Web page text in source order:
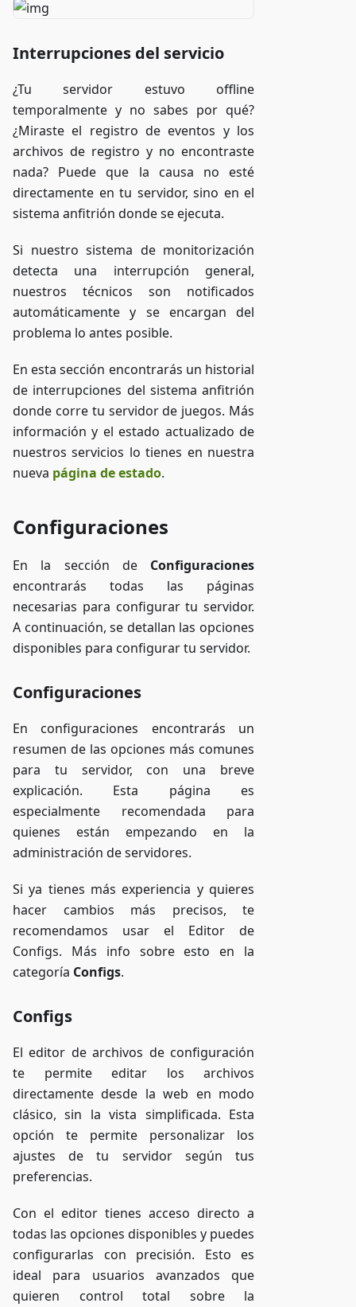
Interrupciones del servicio
¿Tu servidor estuvo offline
temporalmente y no sabes por qué?
¿Miraste el registro de eventos y los
archivos de registro y no encontraste
nada? Puede que la causa no esté
directamente en tu servidor, sino en el
sistema anfitrión donde se ejecuta.
Si nuestro sistema de monitorización
detecta una interrupción general,
nuestros técnicos son notificados
automáticamente y se encargan del
problema lo antes posible.
En esta sección encontrarás un historial
de interrupciones del sistema anfitrión
donde corre tu servidor de juegos. Más
información y el estado actualizado de
nuestros servicios lo tienes en nuestra
nueva página de estado.
Configuraciones
En la sección de Configuraciones
encontrarás todas las páginas
necesarias para configurar tu servidor.
A continuación, se detallan las opciones
disponibles para configurar tu servidor.
Configuraciones
En configuraciones encontrarás un
resumen de las opciones más comunes
para tu servidor, con una breve
explicación. Esta página es
especialmente recomendada para
quienes están empezando en la
administración de servidores.
Si ya tienes más experiencia y quieres
hacer cambios más precisos, te
recomendamos usar el Editor de
Configs. Más info sobre esto en la
categoría Configs.
Configs
El editor de archivos de configuración
te permite editar los archivos
directamente desde la web en modo
clásico, sin la vista simplificada. Esta
opción te permite personalizar los
ajustes de tu servidor según tus
preferencias.
Con el editor tienes acceso directo a
todas las opciones disponibles y puedes
configurarlas con precisión. Esto es
ideal para usuarios avanzados que
quieren control total sobre la